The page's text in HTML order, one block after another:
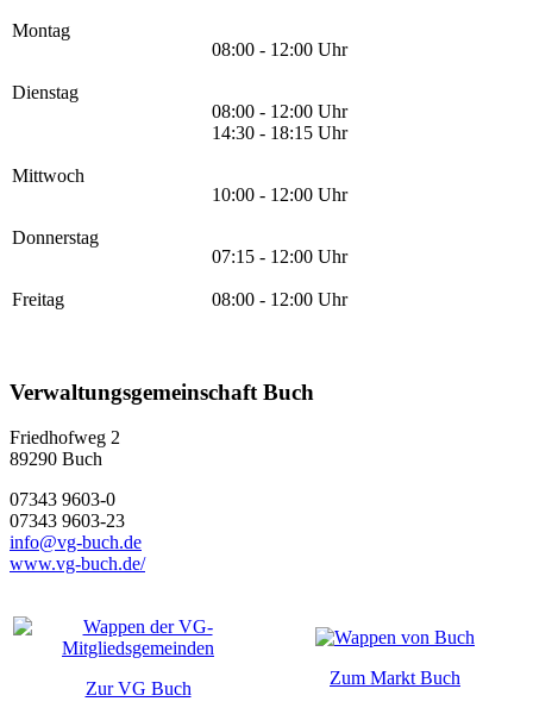
Montag
08:00 - 12:00 Uhr
Dienstag
08:00 - 12:00 Uhr
14:30 - 18:15 Uhr
Mittwoch
10:00 - 12:00 Uhr
Donnerstag
07:15 - 12:00 Uhr
Freitag 08:00 - 12:00 Uhr
Verwaltungsgemeinschaft Buch
Friedhofweg 2
89290 Buch
07343 9603-0
07343 9603-23
info@vg-buch.de
www.vg-buch.de/
Zur VG Buch
Zum Markt Buch